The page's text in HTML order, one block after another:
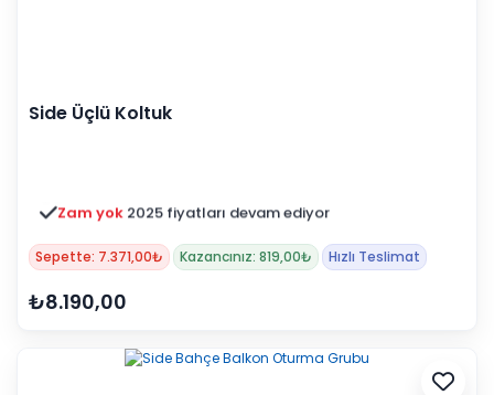
Side Üçlü Koltuk
Zam yok 2025 fiyatları devam ediyor
Sepette: 7.371,00₺ Kazancınız: 819,00₺ Hızlı Teslimat
₺8.190,00